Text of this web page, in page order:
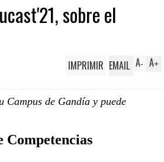
sobre el
A+
A-
IMPRIMIR EMAIL
Campus de Gandía y puede
Competencias